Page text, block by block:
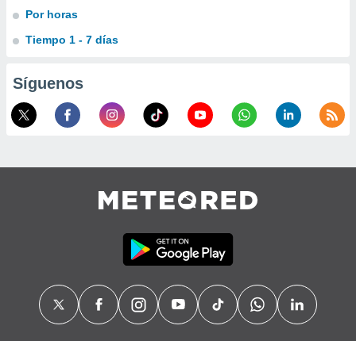
Por horas
Tiempo 1 - 7 días
Síguenos